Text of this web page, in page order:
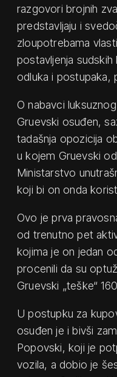
razgovori brojnih
predstavljaju i
zloupotrebama
postavljenja sudskih
odluka i postupaka,
O nabavci
Gruevski osuđen,
tadašnja opozicija
u kojem Gruevski
Ministarstvo
koji bi on onda
Ovo je prva
od trenutno pet
kojima je on jedan
procenili da su
Gruevski „teške“
U postupku za
osuđen je i bivši
Popovski, koji je
vozila, a dobio je